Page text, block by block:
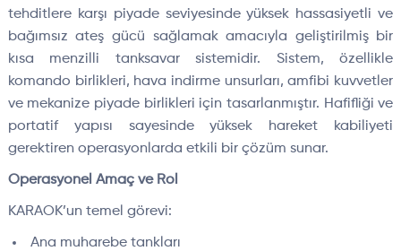
tehditlere karşı piyade seviyesinde yüksek hassasiyetli ve
bağımsız ateş gücü sağlamak amacıyla geliştirilmiş bir
kısa menzilli tanksavar sistemidir. Sistem, özellikle
komando birlikleri, hava indirme unsurları, amfibi kuvvetler
ve mekanize piyade birlikleri için tasarlanmıştır. Hafifliği ve
portatif yapısı sayesinde yüksek hareket kabiliyeti
gerektiren operasyonlarda etkili bir çözüm sunar.
Operasyonel Amaç ve Rol
KARAOK’un temel görevi:
Ana muharebe tankları